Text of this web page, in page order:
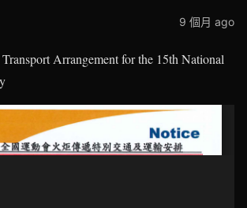
9 個月 ago
Arrangement for the 15th National